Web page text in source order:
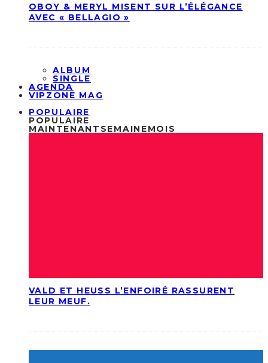
OBOY & MERYL MISENT SUR L’ÉLÉGANCE
AVEC « BELLAGIO »
ALBUM
SINGLE
AGENDA
VIPZONE MAG
POPULAIRE
POPULAIRE
MAINTENANT SEMAINEMOIS
VALD ET HEUSS L’ENFOIRÉ RASSURENT
LEUR MEUF.